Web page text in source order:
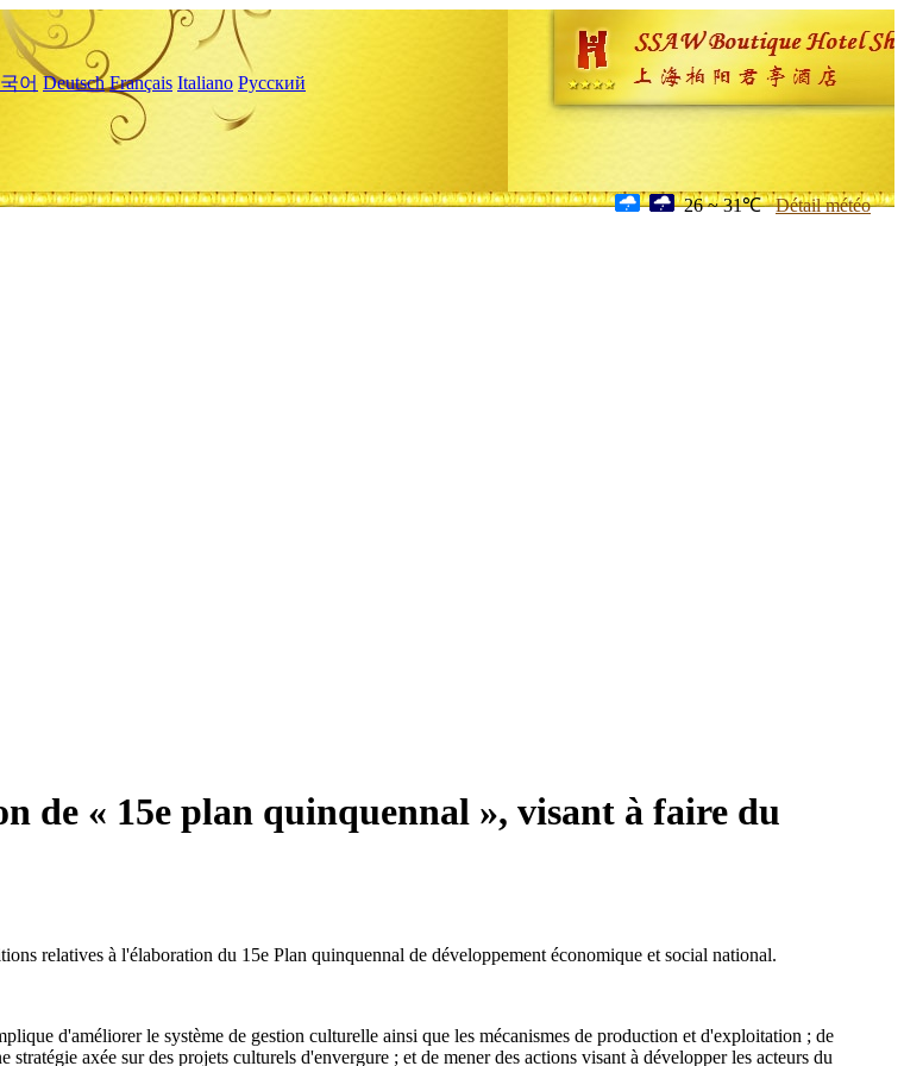
어 Deutsch Français Italiano Русский
26 ~ 31℃ Détail météo
de « 15e plan quinquennal », visant à faire du
relatives à l'élaboration du 15e Plan quinquennal de développement économique et social national.
d'améliorer le système de gestion culturelle ainsi que les mécanismes de production et d'exploitation ; de
axée sur des projets culturels d'envergure ; et de mener des actions visant à développer les acteurs du